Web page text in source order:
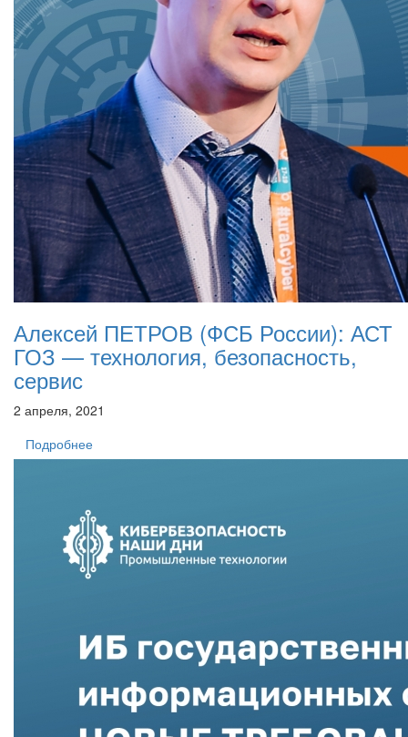
Алексей ПЕТРОВ (ФСБ России): АСТ
ГОЗ — технология, безопасность,
сервис
2 апреля, 2021
Подробнее